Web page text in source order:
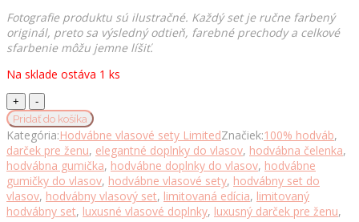
Fotografie produktu sú ilustračné. Každý set je ručne farbený
originál, preto sa výsledný odtieň, farebné prechody a celkové
sfarbenie môžu jemne líšiť.
Na sklade ostáva 1 ks
Vlasový
set
z
pravého
hodvábu
LIMITED_13
–
slovenská
Pridať do košíka
Kategória:Hodvábne vlasové sety LimitedZnačiek:100% hodváb,
darček pre ženu, elegantné doplnky do vlasov, hodvábna čelenka,
hodvábna gumička, hodvábne doplnky do vlasov, hodvábne
gumičky do vlasov, hodvábne vlasové sety, hodvábny set do
vlasov, hodvábny vlasový set, limitovaná edícia, limitovaný
hodvábny set, luxusné vlasové doplnky, luxusný darček pre ženu,